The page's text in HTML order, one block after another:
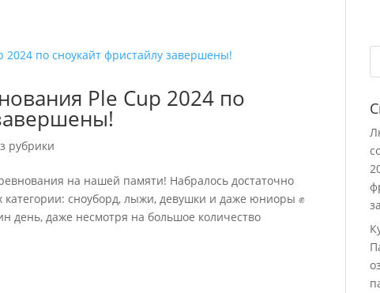
Ple Cup 2024 по
рубрики
на нашей памяти! Набралось достаточно
категории: сноуборд, лыжи, девушки и даже юниоры ✊
день, даже несмотря на большое количество